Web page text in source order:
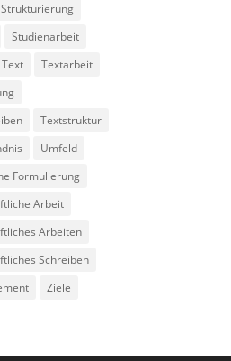
Strukturierung
Studienarbeit
Text
Textarbeit
Textstruktur
Umfeld
Formulierung
Arbeit
Arbeiten
Schreiben
Ziele